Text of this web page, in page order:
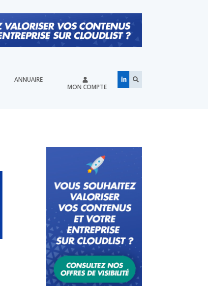
ANNUAIRE
MON COMPTE